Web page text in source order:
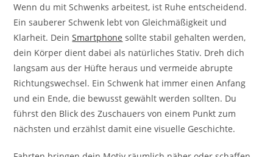
Wenn du mit Schwenks arbeitest, ist Ruhe entscheidend.
Ein sauberer Schwenk lebt von Gleichmäßigkeit und
Klarheit. DeinSmartphone sollte stabil gehalten werden,
dein Körper dient dabei als natürliches Stativ. Dreh dich
langsam aus der Hüfte heraus und vermeide abrupte
Richtungswechsel. Ein Schwenk hat immer einen Anfang
und ein Ende, die bewusst gewählt werden sollten. Du
führst den Blick des Zuschauers von einem Punkt zum
nächsten und erzählst damit eine visuelle Geschichte.